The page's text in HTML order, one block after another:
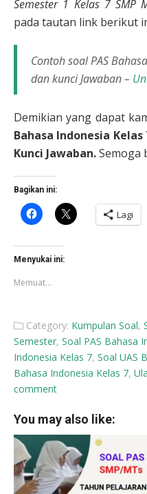
Semester 1 Kelas 7 SMP
pada tautan link berikut
Contoh soal PAS
dan kunci Jawaban –
Demikian yang dapat
Bahasa Indonesia Kelas
Kunci Jawaban.Semoga
Bagikan ini:
Klik
untuk
Facebook(Membuka
di
jendela
baru)
Klik
untuk Lagi
Menyukai ini:
Memuat...
Category: Kumpulan Soal,
Semester, Soal PAS Bahasa
Indonesia Kelas 7, Soal UAS
Bahasa Indonesia Kelas 7,
comment
You may also like: